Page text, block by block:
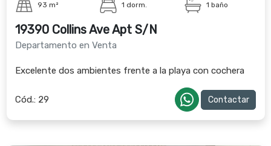
93 m² 1 dorm. 1 baño
19390 Collins Ave Apt S/N
Departamento en Venta
Excelente dos ambientes frente a la playa con cochera
Cód.: 29 Contactar